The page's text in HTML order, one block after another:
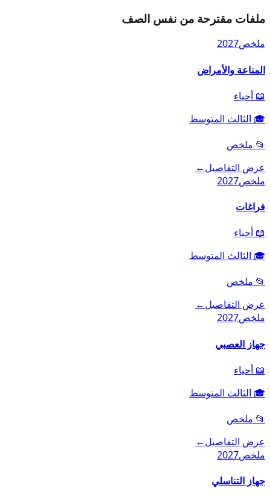
ملفات مقترحة من نفس الصف
ملخص2027
المناعة والأمراض
📖 أحياء
🎓 الثالث المتوسط
📂 ملخص
عرض التفاصيل←
ملخص2027
فراغات
📖 أحياء
🎓 الثالث المتوسط
📂 ملخص
عرض التفاصيل←
ملخص2027
جهاز العصبي
📖 أحياء
🎓 الثالث المتوسط
📂 ملخص
عرض التفاصيل←
ملخص2027
جهاز التناسلي